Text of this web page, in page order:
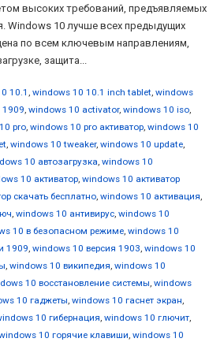
высоких требований, предъявляемых
Windows 10 лучше всех предыдущих
по всем ключевым направлениям,
защита...
10.1 , windows 10 10.1 inch tablet, windows
1909, windows 10 activator, windows 10 iso,
pro, windows 10 pro активатор, windows 10
, windows 10 tweaker, windows 10 update,
10 автозагрузка, windows 10
10 активатор, windows 10 активатор
скачать бесплатно, windows 10 активация,
, windows 10 антивирус, windows 10
10 в безопасном режиме, windows 10
1909, windows 10 версия 1903, windows 10
, windows 10 википедия, windows 10
10 восстановление системы, windows
10 гаджеты, windows 10 гаснет экран,
10 гибернация, windows 10 глючит,
10 горячие клавиши, windows 10